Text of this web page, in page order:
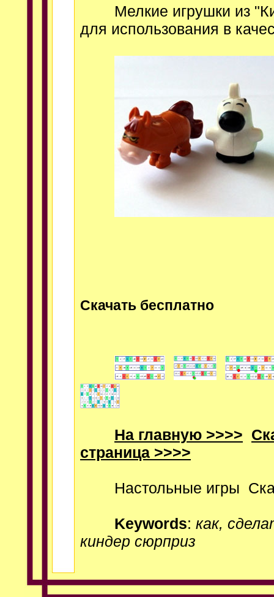
Мелкие игрушки из
для использования в
Скачать бесплатно
На главную >>>>
страница >>>>
Настольные игры
Keywords: как,
киндер сюрприз